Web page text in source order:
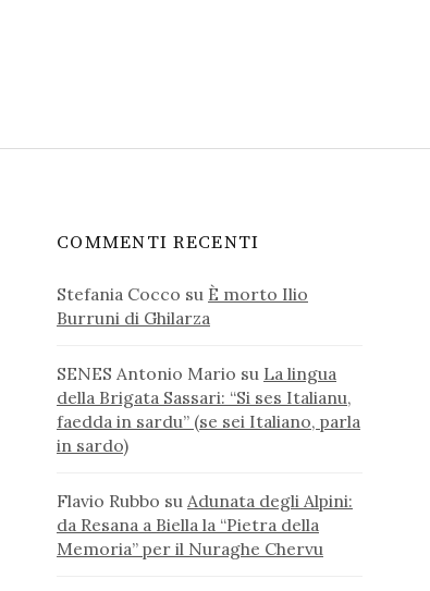
COMMENTI RECENTI
Stefania Cocco su È morto Ilio
Burruni di Ghilarza
SENES Antonio Mario su La lingua
della Brigata Sassari: “Si ses Italianu,
faedda in sardu” (se sei Italiano, parla
in sardo)
Flavio Rubbo su Adunata degli Alpini:
da Resana a Biella la “Pietra della
Memoria” per il Nuraghe Chervu